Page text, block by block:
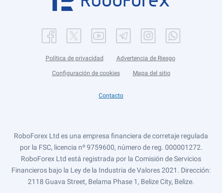
Política de privacidad Advertencia de Riesgo
Configuración de cookies Mapa del sitio
Contacto
RoboForex Ltd es una empresa financiera de corretaje regulada
por la FSC, licencia nº 9759600, número de reg. 000001272.
RoboForex Ltd está registrada por la Comisión de Servicios
Financieros bajo la Ley de la Industria de Valores 2021. Dirección:
2118 Guava Street, Belama Phase 1, Belize City, Belize.